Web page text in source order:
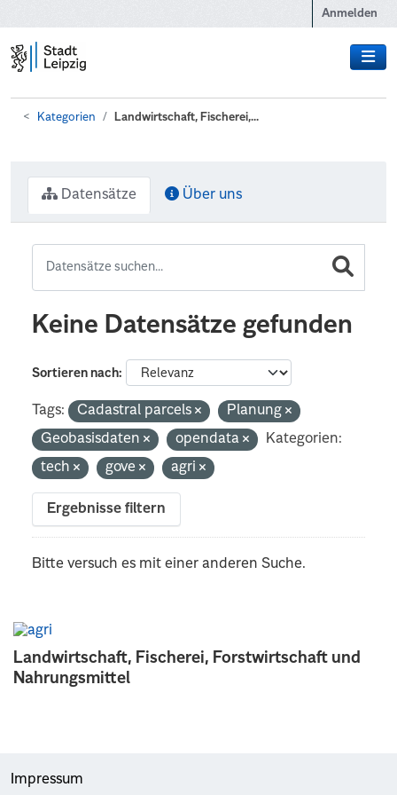
Anmelden
Kategorien Landwirtschaft, Fischerei,...
Landwirtschaft, Fischerei, Forstwirtschaft und
Nahrungsmittel
Datensätze Über uns
Keine Datensätze gefunden
Sortieren nach
Tags: Cadastral parcels
Planung
Geobasisdaten
opendata
Kategorien:
tech
gove agri
Ergebnisse filtern
Bitte versuch es mit einer anderen Suche.
Impressum